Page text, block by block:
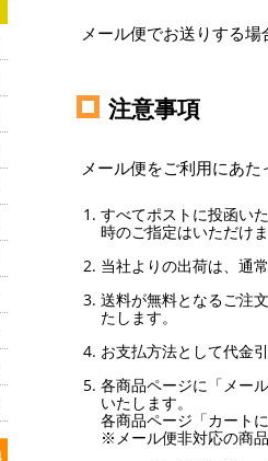
メール便でお送りする
注意事項
メール便をご利用にあた
すべてポストに投函い
時のご指定はいただけま
当社よりの出荷は、通
送料が無料となるご注
たします。
お支払方法として代金
各商品ページに「メー
いたします。
各商品ページ「カート
※メール便非対応の商